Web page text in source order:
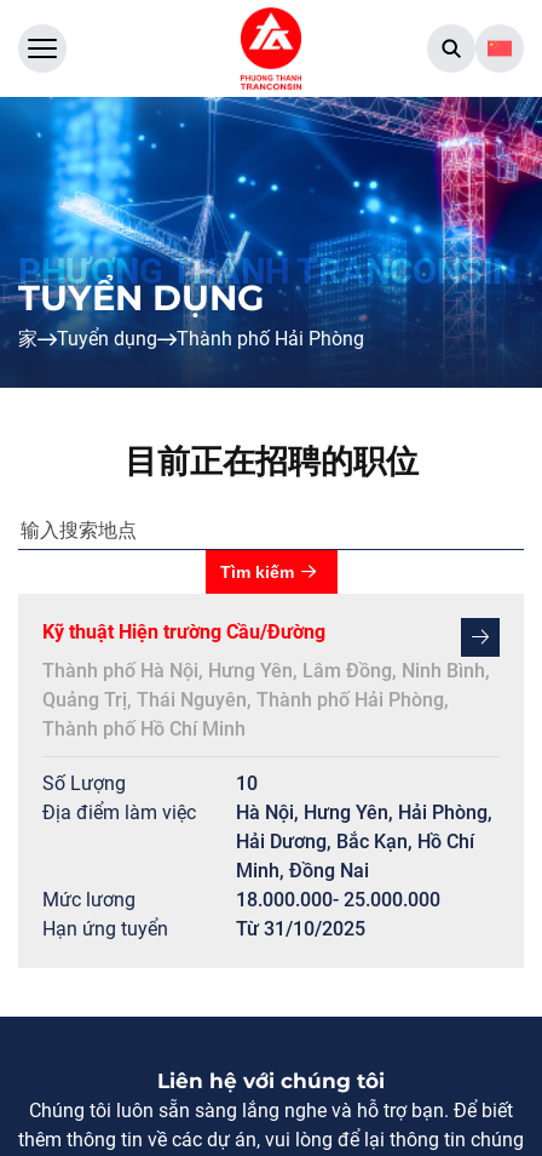
TUYỂN DỤNG
家 Tuyển dụng Thành phố Hải Phòng
目前正在招聘的职位
Tìm kiếm
Kỹ thuật Hiện trường Cầu/Đường
Thành phố Hà Nội, Hưng Yên, Lâm Đồng, Ninh Bình,
Quảng Trị, Thái Nguyên, Thành phố Hải Phòng,
Thành phố Hồ Chí Minh
Số Lượng
10
Địa điểm làm việc
Hà Nội, Hưng Yên, Hải Phòng,
Hải Dương, Bắc Kạn, Hồ Chí
Minh, Đồng Nai
Mức lương
18.000.000- 25.000.000
Hạn ứng tuyển
Từ 31/10/2025
Liên hệ với chúng tôi
Chúng tôi luôn sẵn sàng lắng nghe và hỗ trợ bạn. Để biết
thêm thông tin về các dự án, vui lòng để lại thông tin chúng